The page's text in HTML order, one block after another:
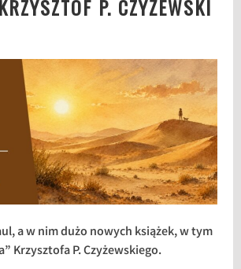
P. CZYŻEWSKI
a w nim dużo nowych książek, w tym
Krzysztofa P. Czyżewskiego.